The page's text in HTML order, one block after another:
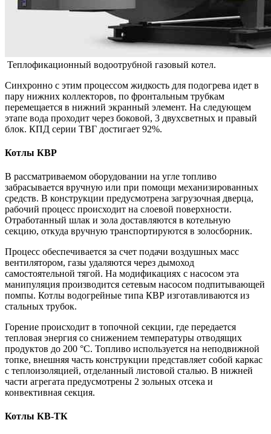
Теплофикационный водоотрубной газовый котел.
Синхронно с этим процессом жидкость для подогрева идет в
пару нижних коллекторов, по фронтальным трубкам
перемещается в нижний экранный элемент. На следующем
этапе вода проходит через боковой, 3 двухсветных и правый
блок. КПД серии ТВГ достигает 92%.
Котлы КВР
В рассматриваемом оборудовании на угле топливо
забрасывается вручную или при помощи механизированных
средств. В конструкции предусмотрена загрузочная дверца,
рабочий процесс происходит на слоевой поверхности.
Отработанный шлак и зола доставляются в котельную
секцию, откуда вручную транспортируются в золосборник.
Процесс обеспечивается за счет подачи воздушных масс
вентилятором, газы удаляются через дымоход
самостоятельной тягой. На модификациях с насосом эта
манипуляция производится сетевым насосом подпитывающей
помпы. Котлы водогрейные типа КВР изготавливаются из
стальных трубок.
Горение происходит в топочной секции, где передается
тепловая энергия со снижением температуры отводящих
продуктов до 200 °C. Топливо используется на неподвижной
топке, внешняя часть конструкции представляет собой каркас
с теплоизоляцией, отделанный листовой сталью. В нижней
части агрегата предусмотрены 2 зольных отсека и
конвективная секция.
Котлы КВ-ТК